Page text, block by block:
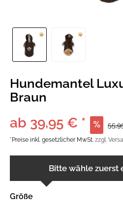
Hundemantel
Braun
ab 39,95 € *
*Preise inkl. gesetzlicher MwSt. zzgl.
Bitte wähle zuerst
Größe